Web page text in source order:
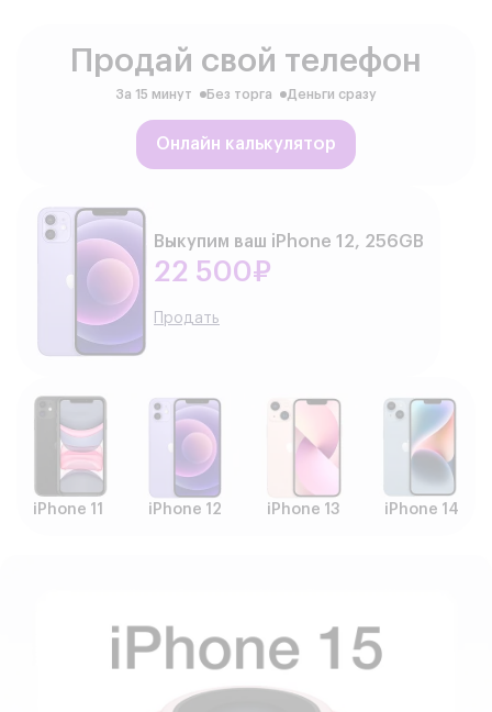
Продай свой телефон
За 15 минут Без торга Деньги сразу
Онлайн калькулятор
Выкупим ваш iPhone 12, 256GB
22 500₽
Продать
iPhone 11 iPhone 12 iPhone 13 iPhone 14